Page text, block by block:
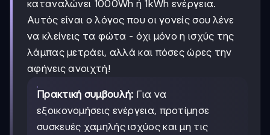
καταναλώνει 1000Wh ή 1kWh ενέργεια.
Αυτός είναι ο λόγος που οι γονείς σου λένε
να κλείνεις τα φώτα - όχι μόνο η ισχύς της
λάμπας μετράει, αλλά και πόσες ώρες την
αφήνεις ανοιχτή!
Πρακτική συμβουλή: Για να
εξοικονομήσεις ενέργεια, προτίμησε
συσκευές χαμηλής ισχύος και μη τις